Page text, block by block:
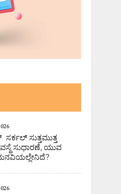
ಸುತ್ತಮುತ್ತ
ಸುಧಾರಣೆ, ಯುವ